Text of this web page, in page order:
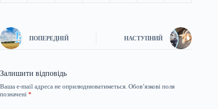
ПОПЕРЕДНІЙ НАСТУПНИЙ
Залишити відповідь
Ваша e-mail адреса не оприлюднюватиметься. Обов’язкові поля
позначені *